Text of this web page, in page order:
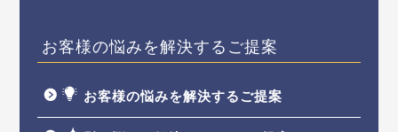
お客様の悩みを解決するご提案
お客様の悩みを解決するご提案